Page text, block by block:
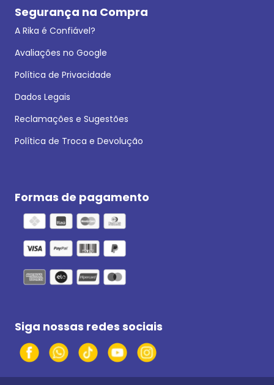
Segurança na Compra
A Rika é Confiável?
Avaliações no Google
Política de Privacidade
Dados Legais
Reclamações e Sugestões
Política de Troca e Devolução
Formas de pagamento
Siga nossas redes sociais